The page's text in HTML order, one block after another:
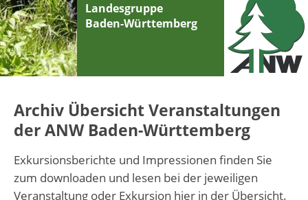
Landesgruppe
Baden-Württemberg
Archiv Übersicht Veranstaltungen
der ANW Baden-Württemberg
Exkursionsberichte und Impressionen finden Sie
zum downloaden und lesen bei der jeweiligen
Veranstaltung oder Exkursion hier in der Übersicht.